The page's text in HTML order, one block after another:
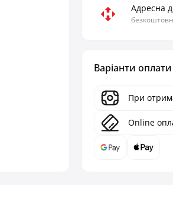
Адресна
Варіанти оплати
При
Online